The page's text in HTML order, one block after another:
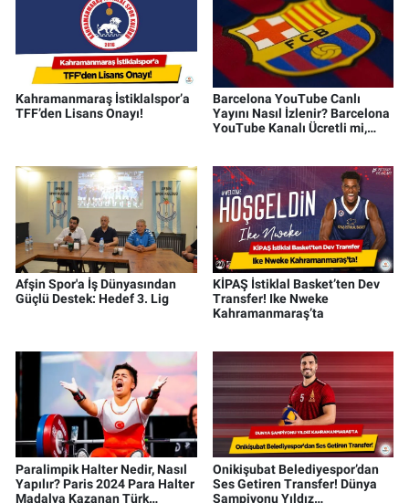
Kahramanmaraş İstiklalspor’a
TFF’den Lisans Onayı!
Barcelona YouTube Canlı
Yayını Nasıl İzlenir? Barcelona
YouTube Kanalı Ücretli mi,
Afşin Spor'a İş Dünyasından
Güçlü Destek: Hedef 3. Lig
KİPAŞ İstiklal Basket’ten Dev
Transfer! Ike Nweke
Kahramanmaraş’ta
Paralimpik Halter Nedir, Nasıl
Yapılır? Paris 2024 Para Halter
Madalya Kazanan Türk
Onikişubat Belediyespor’dan
Ses Getiren Transfer! Dünya
Şampiyonu Yıldız